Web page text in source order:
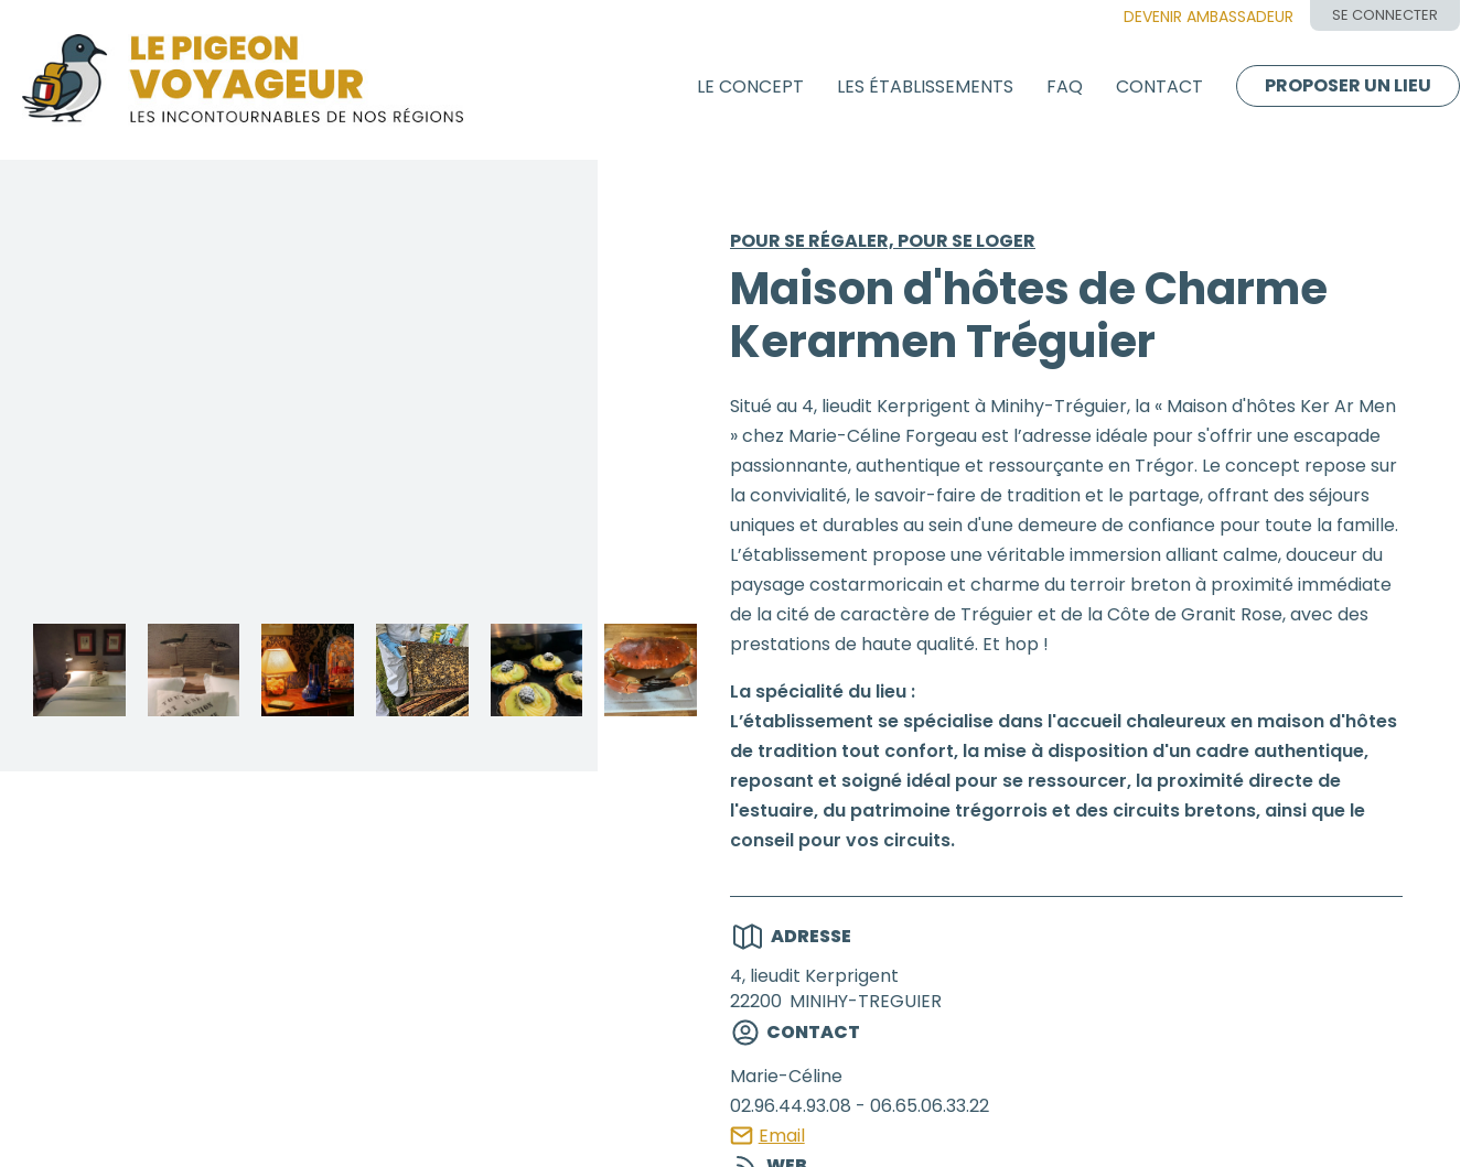
DEVENIR AMBASSADEUR SE CONNECTER
LE CONCEPT LES ÉTABLISSEMENTS FAQ CONTACT PROPOSER UN LIEU
POUR SE RÉGALER, POUR SE LOGER
Maison d'hôtes de Charme
Kerarmen Tréguier
Situé au 4, lieudit Kerprigent à Minihy-Tréguier, la « Maison d'hôtes Ker Ar Men
» chez Marie-Céline Forgeau est l’adresse idéale pour s'offrir une escapade
passionnante, authentique et ressourçante en Trégor. Le concept repose sur
la convivialité, le savoir-faire de tradition et le partage, offrant des séjours
uniques et durables au sein d'une demeure de confiance pour toute la famille.
L’établissement propose une véritable immersion alliant calme, douceur du
paysage costarmoricain et charme du terroir breton à proximité immédiate
de la cité de caractère de Tréguier et de la Côte de Granit Rose, avec des
prestations de haute qualité. Et hop !
La spécialité du lieu :
L’établissement se spécialise dans l'accueil chaleureux en maison d'hôtes
de tradition tout confort, la mise à disposition d'un cadre authentique,
reposant et soigné idéal pour se ressourcer, la proximité directe de
l'estuaire, du patrimoine trégorrois et des circuits bretons, ainsi que le
conseil pour vos circuits.
ADRESSE
4, lieudit Kerprigent
22200 MINIHY-TREGUIER
CONTACT
Marie-Céline
02.96.44.93.08 - 06.65.06.33.22
Email